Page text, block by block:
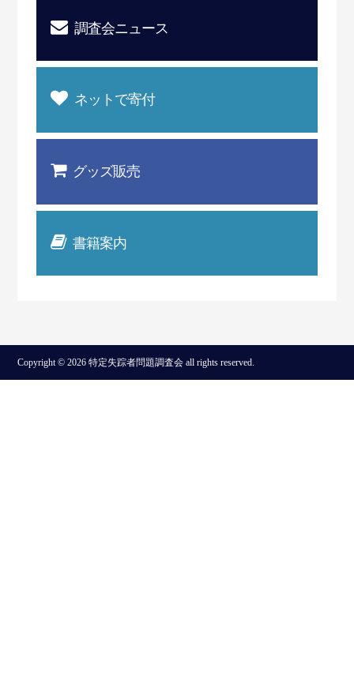
調査会ニュース
ネットで寄付
グッズ販売
書籍案内
Copyright © 2026 特定失踪者問題調査会 all rights reserved.